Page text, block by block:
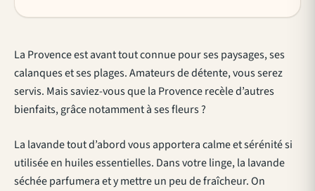
La Provence est avant tout connue pour ses paysages, ses
calanques et ses plages. Amateurs de détente, vous serez
servis. Mais saviez-vous que la Provence recèle d’autres
bienfaits, grâce notamment à ses fleurs ?
La lavande tout d’abord vous apportera calme et sérénité si
utilisée en huiles essentielles. Dans votre linge, la lavande
séchée parfumera et y mettre un peu de fraîcheur. On